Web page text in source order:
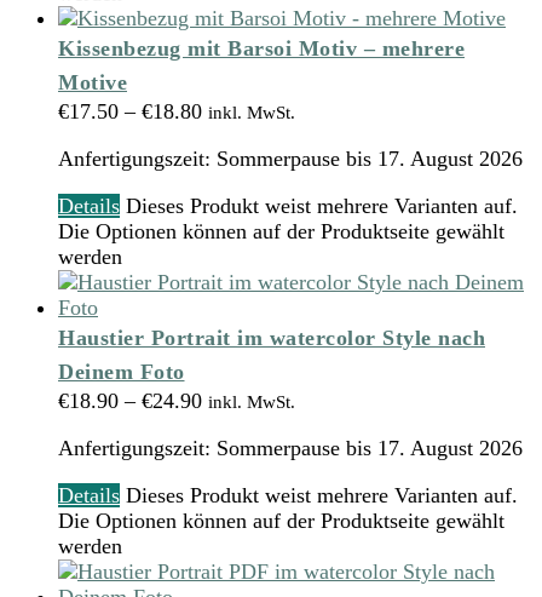
Kissenbezug mit Barsoi Motiv – mehrere
Motive
€17.50 – €18.80 inkl. MwSt.
Anfertigungszeit: Sommerpause bis 17. August 2026
Details Dieses Produkt weist mehrere Varianten auf.
Die Optionen können auf der Produktseite gewählt
werden
Haustier Portrait im watercolor Style nach
Deinem Foto
€18.90 – €24.90 inkl. MwSt.
Anfertigungszeit: Sommerpause bis 17. August 2026
Details Dieses Produkt weist mehrere Varianten auf.
Die Optionen können auf der Produktseite gewählt
werden